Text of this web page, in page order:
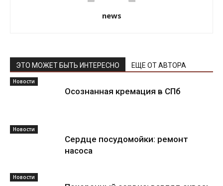
news
ЭТО МОЖЕТ БЫТЬ ИНТЕРЕСНО ЕЩЕ ОТ АВТОРА
Новости
Осознанная кремация в СПб
Новости
Сердце посудомойки: ремонт
насоса
Новости